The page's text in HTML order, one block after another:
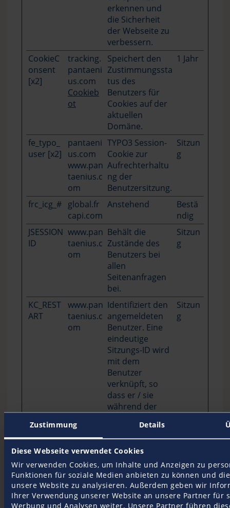
Zustimmung Details
Diese Webseite verwendet Cookies
Wir verwenden Cookies, um Inhalte und Anzeigen zu
Funktionen für soziale Medien anbieten zu können und
unsere Website zu analysieren. Außerdem geben wir
Ihrer Verwendung unserer Website an unsere Partner für
Werbung und Analysen weiter. Unsere Partner führen
erkennen und
die Sicherheit
der Webseite zu
verbessern.
CookieC
onsent
[x2]
tracking.
pantaeni
us.com
Cookieb
ot
Speichert den
Zustimmungssta
tus des
Benutzers für
Cookies auf der
aktuellen
Domäne.
1 Jahr
fe_typo_
user [x2]
pantaeni
us.com
www.pan
taenius.c
om
TYPO3 Session-
Cookie zur
Aufrechterhaltu
ng der
Benutzersitzung.
Sitzun
g
frc_icg_# global.fr
capi.com
Anstehend
Bestä
ndig
JSESSION
ID
www.pan
taenius.c
om
Behält die
Zustände des
Benutzers bei
allen
Seitenanfragen
bei.
Sitzun
g
KC_REST
ART
www.pan
taenius.c
om
Identifiziert den
angemeldeten
Benutzer. Eine
eindeutige
Sitzungs-ID wird
mit dem
Benutzer
verknüpft, so
dass er / sie
während der
der Website
identifiziert wird.
Der Benutzer
wird
abgemeldet,
wenn der Cookie
abläuft.
Sitzun
g